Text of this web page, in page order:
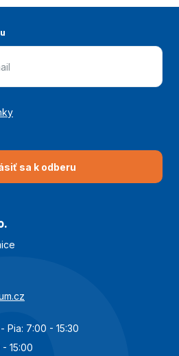
sa k odberu
Pia: 7:00 - 15:30
15:00